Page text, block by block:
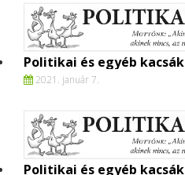
Politikai és egyéb kacsák
2021. január 7.
Politikai és egyéb kacsák